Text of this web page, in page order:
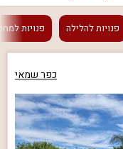
פנויותלהלילה פנויות
כפר שמאי